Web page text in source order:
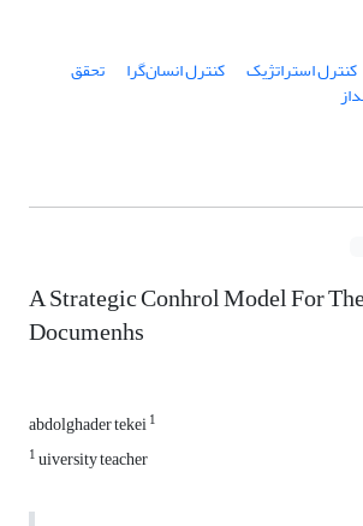
کنترل استراتژیک کنترل انسان‌گرا تحقق
A Strategic Conhrol Model For
Documenhs
abdolghader tekei1
1uiversity teacher